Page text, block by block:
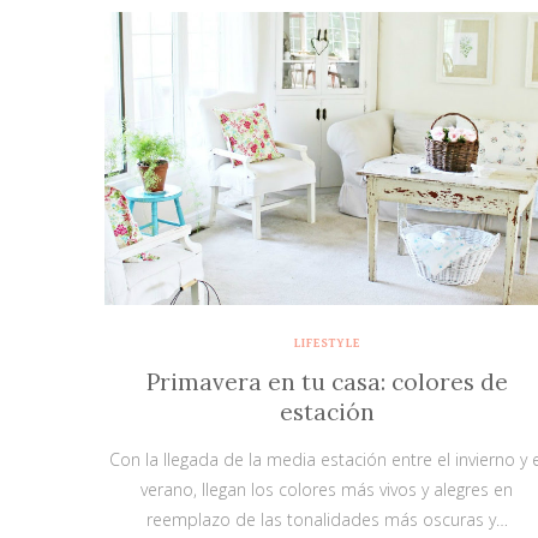
LIFESTYLE
Primavera en tu casa: colores de
estación
Con la llegada de la media estación entre el invierno y
verano, llegan los colores más vivos y alegres en
reemplazo de las tonalidades más oscuras y…